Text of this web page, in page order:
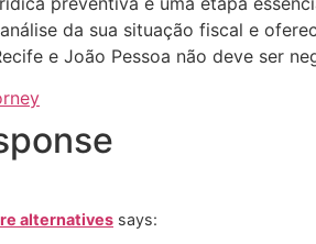
da sua situação fiscal e
e João Pessoa não deve ser
alternatives says: